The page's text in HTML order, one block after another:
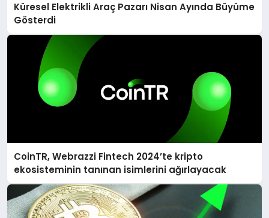
Küresel Elektrikli Araç Pazarı Nisan Ayında Büyüme
Gösterdi
CoinTR, Webrazzi Fintech 2024’te kripto
ekosisteminin tanınan isimlerini ağırlayacak